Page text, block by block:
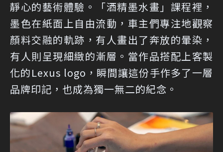
靜心的藝術體驗。「酒精墨水畫」課程裡，
墨色在紙面上自由流動，車主們專注地觀察
顏料交融的軌跡，有人畫出了奔放的暈染，
有人則呈現細緻的漸層。當作品搭配上客製
化的Lexus logo，瞬間讓這份手作多了一層
品牌印記，也成為獨一無二的紀念。